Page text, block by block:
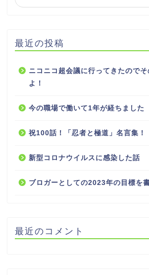
最近の投稿
ニコニコ超会議に行ってきたのでそ
よ！
今の職場で働いて1年が経ちました
祝100話！「忍者と極道」名言集！
新型コロナウイルスに感染した話
ブロガーとしての2023年の目標を
最近のコメント